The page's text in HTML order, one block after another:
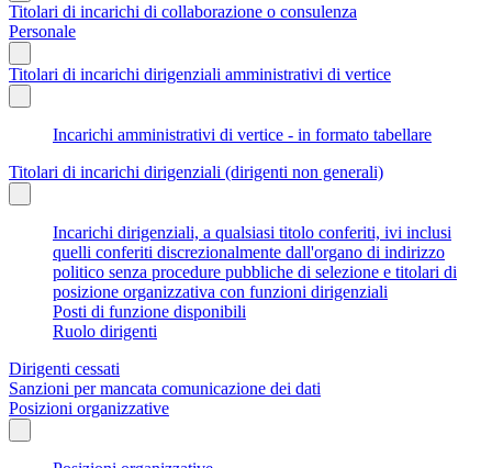
Titolari di incarichi di collaborazione o consulenza
Personale
Titolari di incarichi dirigenziali amministrativi di vertice
Incarichi amministrativi di vertice - in formato tabellare
Titolari di incarichi dirigenziali (dirigenti non generali)
Incarichi dirigenziali, a qualsiasi titolo conferiti, ivi inclusi
quelli conferiti discrezionalmente dall'organo di indirizzo
politico senza procedure pubbliche di selezione e titolari di
posizione organizzativa con funzioni dirigenziali
Posti di funzione disponibili
Ruolo dirigenti
Dirigenti cessati
Sanzioni per mancata comunicazione dei dati
Posizioni organizzative